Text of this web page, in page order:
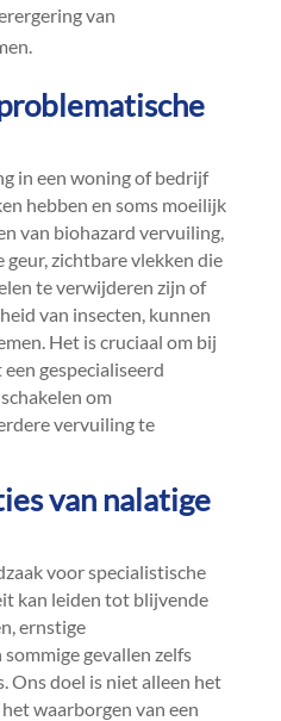
van
in een woning of bedrijf
hebben en soms moeilijk
van biohazard vervuiling,
zichtbare vlekken die
te verwijderen zijn of
van insecten, kunnen
Het is cruciaal om bij
gespecialiseerd
om
vervuiling te
van nalatige
voor specialistische
kan leiden tot blijvende
ernstige
sommige gevallen zelfs
Ons doel is niet alleen het
waarborgen van een